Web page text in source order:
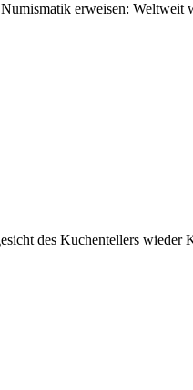
erweisen:
des Kuchentellers